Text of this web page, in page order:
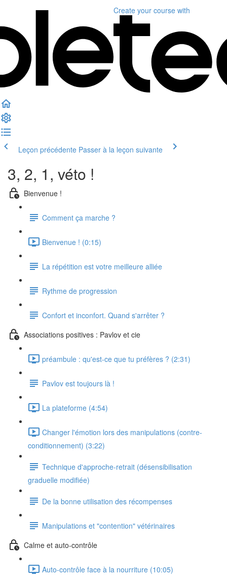
Create your course with
Leçon précédente Passer à la leçon suivante
3, 2, 1, véto !
Bienvenue !
Comment ça marche ?
Bienvenue ! (0:15)
La répétition est votre meilleure alliée
Rythme de progression
Confort et inconfort. Quand s'arrêter ?
Associations positives : Pavlov et cie
préambule : qu'est-ce que tu préfères ? (2:31)
Pavlov est toujours là !
La plateforme (4:54)
Changer l'émotion lors des manipulations (contre-
conditionnement) (3:22)
Technique d'approche-retrait (désensibilisation
graduelle modifiée)
De la bonne utilisation des récompenses
Manipulations et "contention" vétérinaires
Calme et auto-contrôle
Auto-contrôle face à la nourriture (10:05)